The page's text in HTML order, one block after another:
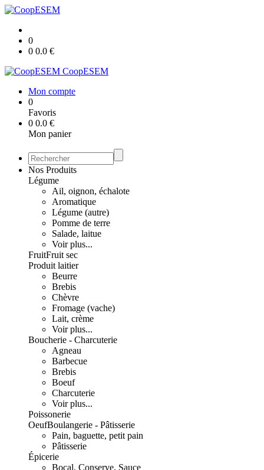
0
0 0.0 €
CoopESEM
Mon compte
0
Favoris
0 0.0 €
Mon panier
Nos Produits
Légume
Ail, oignon, échalote
Aromatique
Légume (autre)
Pomme de terre
Salade, laitue
Voir plus...
FruitFruit sec
Produit laitier
Beurre
Brebis
Chèvre
Fromage (vache)
Lait, crème
Voir plus...
Boucherie - Charcuterie
Agneau
Barbecue
Brebis
Boeuf
Charcuterie
Voir plus...
Poissonerie
OeufBoulangerie - Pâtisserie
Pain, baguette, petit pain
Pâtisserie
Épicerie
Bocal, Conserve, Sauce